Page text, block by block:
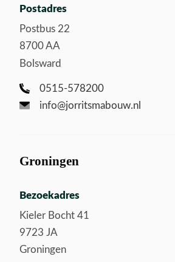
Postadres
Postbus 22
8700 AA
Bolsward
0515-578200
info@jorritsmabouw.nl
Groningen
Bezoekadres
Kieler Bocht 41
9723 JA
Groningen